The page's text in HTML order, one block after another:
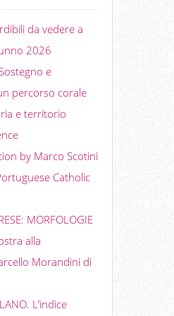
da vedere a
2026
e
percorso corale
e territorio
by Marco Scotini
Catholic
MORFOLOGIE
alla
Morandini di
L’indice